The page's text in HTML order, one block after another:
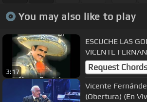
You may also like to play
3:17
ESCUCHE LAS
VICENTE
Request Chords
Vicente
(Obertura) (En